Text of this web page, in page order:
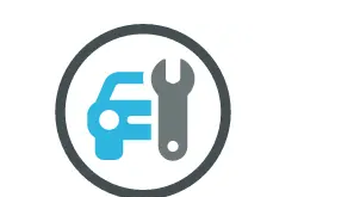
springen